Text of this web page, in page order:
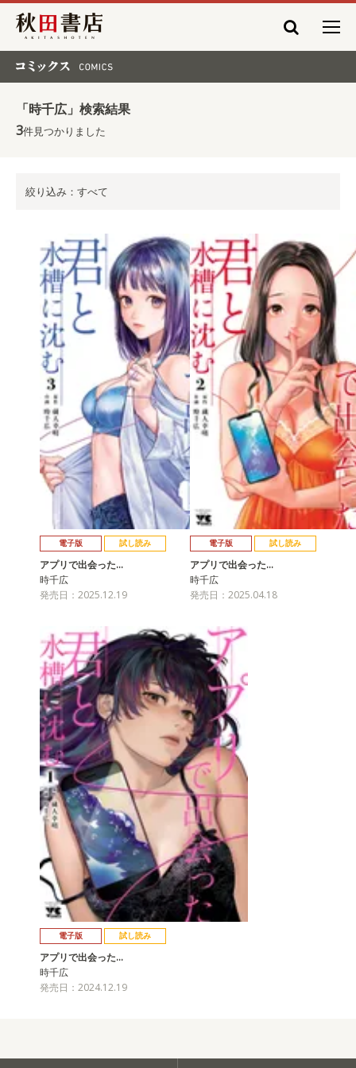
秋田書店
「時千広」検索結果
3件見つかりました
絞り込み：すべて
電子版 試し読み
アプリで出会った…
時千広
発売日：2025.12.19
電子版 試し読み
アプリで出会った…
時千広
発売日：2025.04.18
電子版 試し読み
アプリで出会った…
時千広
発売日：2024.12.19